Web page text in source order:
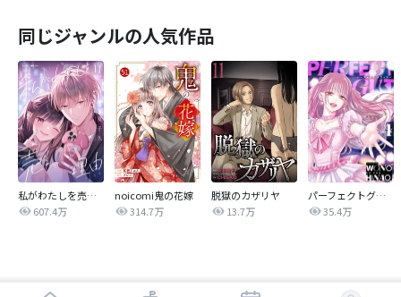
同じジャンルの人気作品
私がわたしを売る理由
607.4万
noicomi鬼の花嫁
314.7万
脱獄のカザリヤ
13.7万
パーフェクトグリッター
35.4万